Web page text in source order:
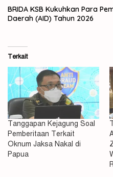
BRIDA KSB Kukuhkan Para
Daerah (AID) Tahun 2026
Terkait
Tanggapan Kejagung Soal
Pemberitaan Terkait
Oknum Jaksa Nakal di
Papua